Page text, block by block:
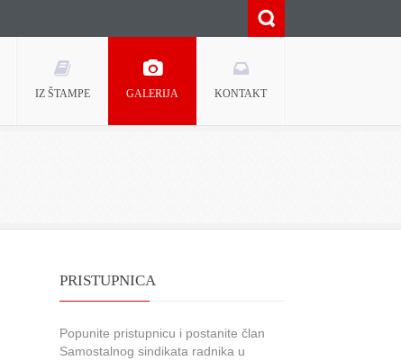
IZ ŠTAMPE GALERIJA KONTAKT
PRISTUPNICA
Popunite pristupnicu i postanite član
Samostalnog sindikata radnika u